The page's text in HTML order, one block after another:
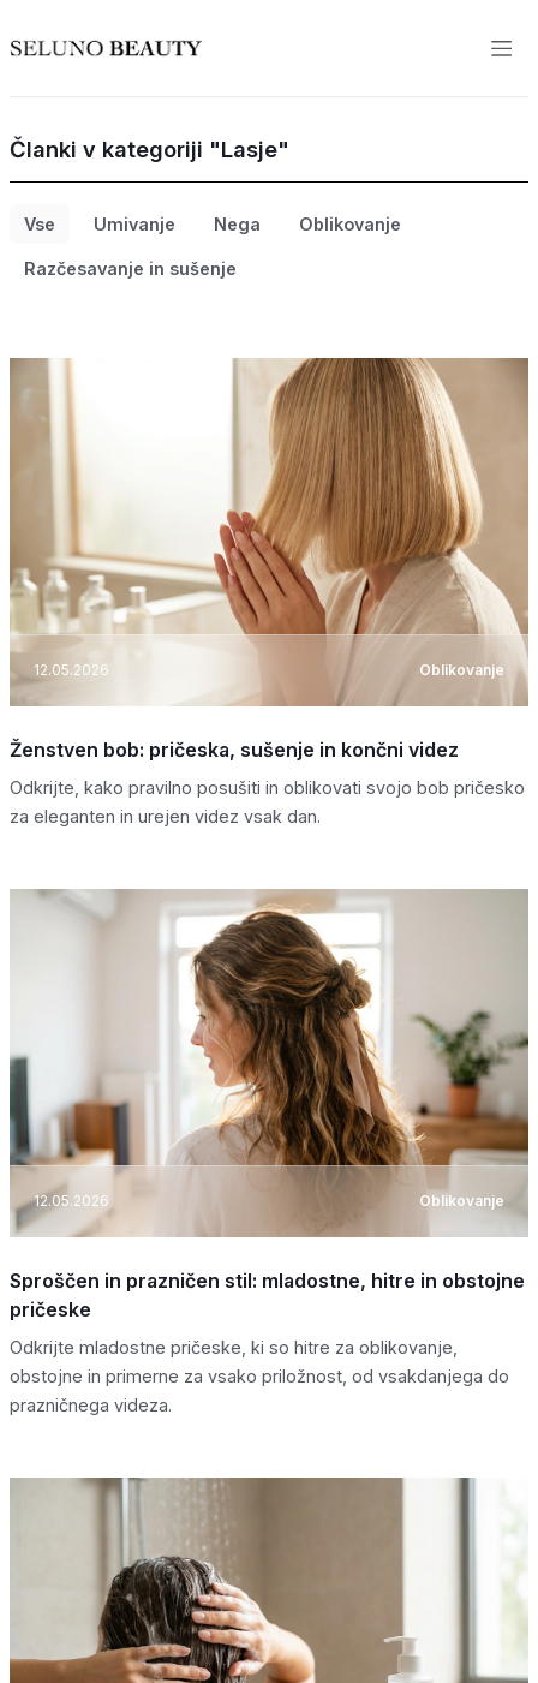
Članki v kategoriji "Lasje"
Vse Umivanje Nega Oblikovanje
Razčesavanje in sušenje
12.05.2026 Oblikovanje
Ženstven bob: pričeska, sušenje in končni videz
Odkrijte, kako pravilno posušiti in oblikovati svojo bob pričesko
za eleganten in urejen videz vsak dan.
12.05.2026 Oblikovanje
Sproščen in prazničen stil: mladostne, hitre in obstojne
pričeske
Odkrijte mladostne pričeske, ki so hitre za oblikovanje,
obstojne in primerne za vsako priložnost, od vsakdanjega do
prazničnega videza.